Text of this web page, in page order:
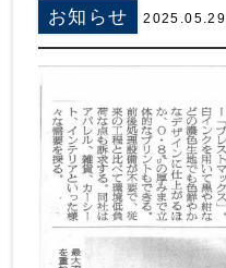
お知らせ 2025.05.29